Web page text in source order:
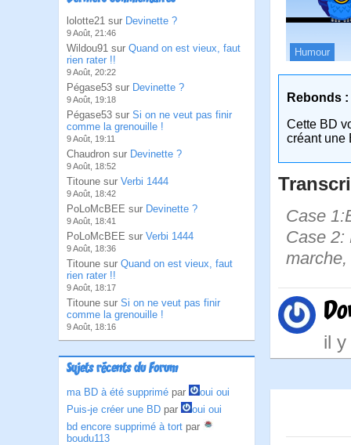
lolotte21 sur Devinette ?
9 Août, 21:46
Wildou91 sur Quand on est vieux, faut
rien rater !!
9 Août, 20:22
Pégase53 sur Devinette ?
9 Août, 19:18
Pégase53 sur Si on ne veut pas finir
comme la grenouille !
9 Août, 19:11
Chaudron sur Devinette ?
9 Août, 18:52
Titoune sur Verbi 1444
9 Août, 18:42
PoLoMcBEE sur Devinette ?
9 Août, 18:41
PoLoMcBEE sur Verbi 1444
9 Août, 18:36
Titoune sur Quand on est vieux, faut
rien rater !!
9 Août, 18:17
Titoune sur Si on ne veut pas finir
comme la grenouille !
9 Août, 18:16
Sujets récents du Forum
ma BD à été supprimé par
oui oui
Puis-je créer une BD par
oui oui
bd encore supprimé à tort par
boudu113
Humour
Rebonds :
Cette BD
créant une
Case
Case 2:
il